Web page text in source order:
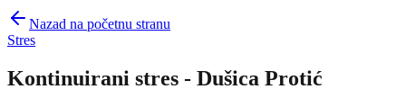
Nazad na početnu stranu
Stres
Kontinuirani stres - Dušica Protić